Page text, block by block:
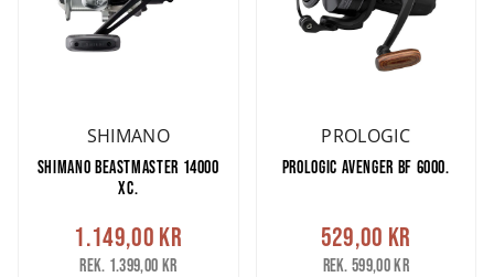
SHIMANO
SHIMANO BEASTMASTER 14000
XC.
1.149,00 kr
Rek. 1.399,00 kr
PROLOGIC
PROLOGIC AVENGER BF 6000.
529,00 kr
Rek. 599,00 kr